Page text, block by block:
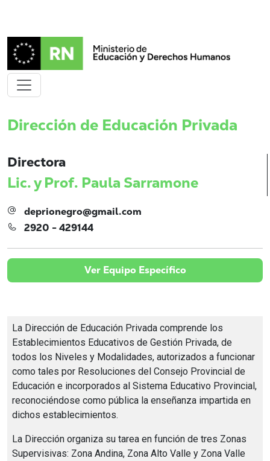
Dirección de Educación Privada
Directora
Lic. y Prof. Paula Sarramone
deprionegro@gmail.com
2920 - 429144
Ver Equipo Específico
La Dirección de Educación Privada comprende los
Establecimientos Educativos de Gestión Privada, de
todos los Niveles y Modalidades, autorizados a funcionar
como tales por Resoluciones del Consejo Provincial de
Educación e incorporados al Sistema Educativo Provincial,
reconociéndose como pública la enseñanza impartida en
dichos establecimientos.
La Dirección organiza su tarea en función de tres Zonas
Supervisivas: Zona Andina, Zona Alto Valle y Zona Valle